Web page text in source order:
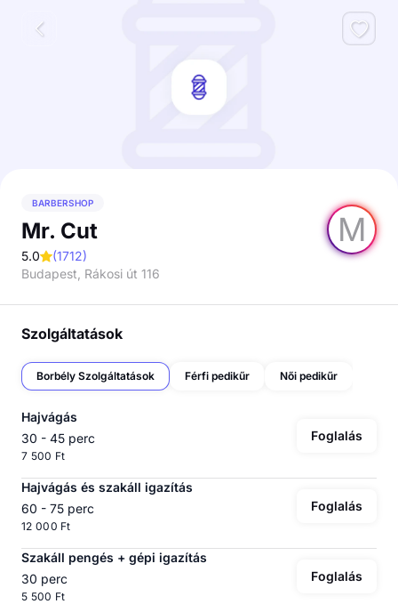
M
BARBERSHOP
Mr. Cut
5.0 (1712)
Budapest, Rákosi út 116
Szolgáltatások
Borbély Szolgáltatások Férfi pedikűr Női pedikűr
Hajvágás
30 - 45 perc
7 500 Ft
Foglalás
Hajvágás és szakáll igazítás
60 - 75 perc
12 000 Ft
Foglalás
Szakáll pengés + gépi igazítás
30 perc
5 500 Ft
Foglalás